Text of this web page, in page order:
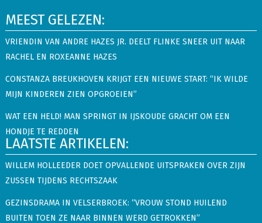
MEEST GELEZEN:
VRIENDIN VAN ANDRE HAZES JR. DEELT FLINKE SNEER UIT NAAR
RACHEL EN ROXEANNE HAZES
CONSTANZA BREUKHOVEN KRIJGT EEN NIEUWE START: “IK WILDE
MIJN KINDEREN ZIEN OPGROEIEN”
WAT EEN HELD! MAN SPRINGT IN IJSKOUDE GRACHT OM EEN
HONDJE TE REDDEN
LAATSTE ARTIKELEN:
WILLEM HOLLEEDER DOET OPVALLENDE UITSPRAKEN OVER ZIJN
ZUSSEN TIJDENS RECHTSZAAK
GEZINSDRAMA IN VELSERBROEK: “VROUW STOND HUILEND
BUITEN TOEN ZE NAAR BINNEN WERD GETROKKEN”